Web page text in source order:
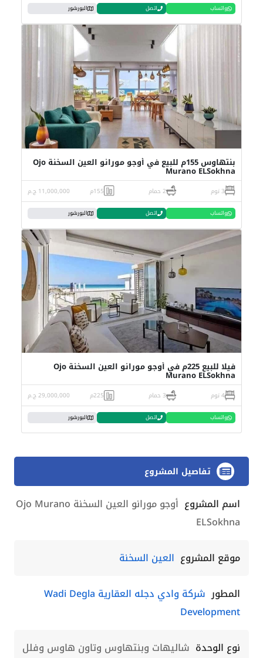
واتساب اتصل البورشور
بنتهاوس 155م للبيع في أوجو مورانو العين السخنة Ojo
Murano ELSokhna
3 نوم 2 حمام 155م 11,000,000 ج.م
واتساب اتصل البورشور
فيلا للبيع 225م في أوجو مورانو العين السخنة Ojo
Murano ELSokhna
4 نوم 3 حمام 225م 29,000,000 ج.م
واتساب اتصل البورشور
تفاصيل المشروع
اسم المشروع
أوجو مورانو العين السخنة Ojo Murano
ELSokhna
موقع المشروع العين السخنة
المطور
شركة وادي دجله العقارية Wadi Degla
Development
نوع الوحدة شاليهات وبنتهاوس وتاون هاوس وفلل